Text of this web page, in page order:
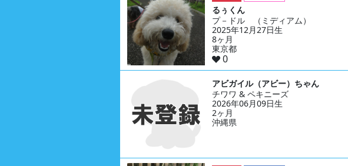
るぅくん
プ－ドル （ミディアム）
2025年12月27日生
8ヶ月
東京都
0
アビガイル（アビー）ちゃん
チワワ & ペキニーズ
2026年06月09日生
2ヶ月
沖縄県